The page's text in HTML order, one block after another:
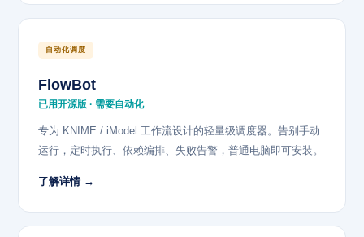
自动化调度
FlowBot
已用开源版 · 需要自动化
专为 KNIME / iModel 工作流设计的轻量级调度器。告别手动
运行，定时执行、依赖编排、失败告警，普通电脑即可安装。
了解详情 →